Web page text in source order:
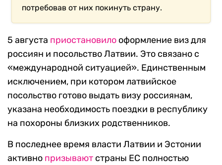
потребовав от них покинуть страну.
5 августа приостановило оформление виз для
россиян и посольство Латвии. Это связано с
«международной ситуацией». Единственным
исключением, при котором латвийское
посольство готово выдать визу россиянам,
указана необходимость поездки в республику
на похороны близких родственников.
В последнее время власти Латвии и Эстонии
активно призывают страны ЕС полностью